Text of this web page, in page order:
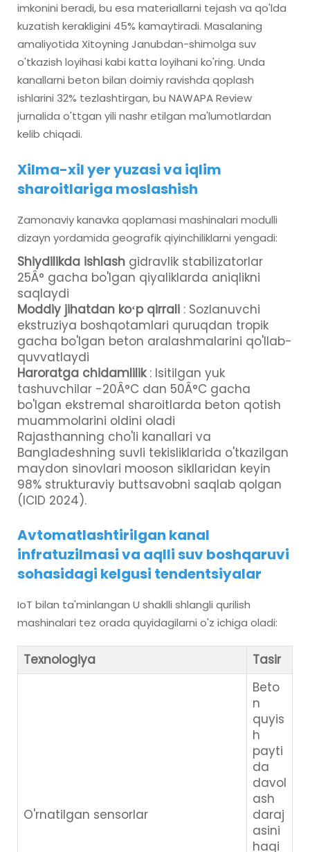
imkonini beradi, bu esa materiallarni tejash va qo'lda
kuzatish kerakligini 45% kamaytiradi. Masalaning
amaliyotida Xitoyning Janubdan-shimolga suv
o'tkazish loyihasi kabi katta loyihani ko'ring. Unda
kanallarni beton bilan doimiy ravishda qoplash
ishlarini 32% tezlashtirgan, bu NAWAPA Review
jurnalida o'ttgan yili nashr etilgan ma'lumotlardan
kelib chiqadi.
Xilma-xil yer yuzasi va iqlim
sharoitlariga moslashish
Zamonaviy kanavka qoplamasi mashinalari modulli
dizayn yordamida geografik qiyinchiliklarni yengadi:
Shiydilikda ishlash gidravlik stabilizatorlar
25Â° gacha bo'lgan qiyaliklarda aniqlikni
saqlaydi
Moddiy jihatdan koʻp qirrali : Sozlanuvchi
ekstruziya boshqotamlari quruqdan tropik
gacha bo'lgan beton aralashmalarini qo'llab-
quvvatlaydi
Haroratga chidamlilik : Isitilgan yuk
tashuvchilar -20Â°C dan 50Â°C gacha
bo'lgan ekstremal sharoitlarda beton qotish
muammolarini oldini oladi
Rajasthanning cho'li kanallari va
Bangladeshning suvli tekisliklarida o'tkazilgan
maydon sinovlari mooson sikllaridan keyin
98% strukturaviy buttsavobni saqlab qolgan
(ICID 2024).
Avtomatlashtirilgan kanal
infratuzilmasi va aqlli suv boshqaruvi
sohasidagi kelgusi tendentsiyalar
IoT bilan ta'minlangan U shaklli shlangli qurilish
mashinalari tez orada quyidagilarni o'z ichiga oladi:
Texnologiya Tasir
O'rnatilgan sensorlar
Beto
n
quyis
h
payti
da
davol
ash
daraj
asini
haqi